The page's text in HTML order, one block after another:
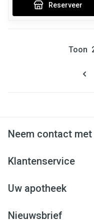
Reserveer
Toon
Neem contact
Klantenservice
Uw apotheek
Nieuwsbrief